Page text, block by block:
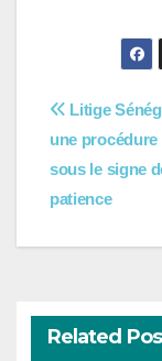
de
l’article
Litige
une
sous le signe
patience
Related